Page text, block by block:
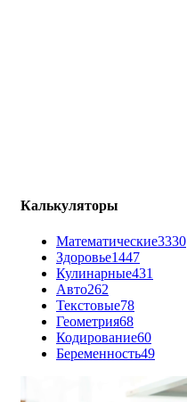
Калькуляторы
Математические3330
Здоровье1447
Кулинарные431
Авто262
Текстовые78
Геометрия68
Кодирование60
Беременность49